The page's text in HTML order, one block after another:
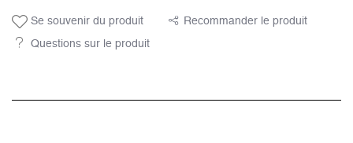
Se souvenir du produit Recommander le produit
Questions sur le produit